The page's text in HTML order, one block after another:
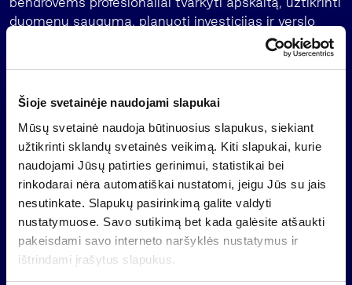
Šioje svetainėje naudojami slapukai
Mūsų svetainė naudoja būtinuosius slapukus, siekiant
užtikrinti sklandų svetainės veikimą. Kiti slapukai, kurie
naudojami Jūsų patirties gerinimui, statistikai bei
rinkodarai nėra automatiškai nustatomi, jeigu Jūs su jais
nesutinkate. Slapukų pasirinkimą galite valdyti
nustatymuose. Savo sutikimą bet kada galėsite atšaukti
pakeisdami savo interneto naršyklės nustatymus ir
ištrindami įrašytus slapukus.
duomenų saugumą, planuoti investicijas ir verslo
plėtrą. Konsultantai gali padėti tinkamai sudaryti
sutartis, kontroliuoti pinigų judėjimą ir atsiskaitymus
Akcinės bendrovės vertybinių popierių apskaitą
perduoti tuo užsiimančioms įmonėms privalo pagal
įstatymą, o didžiosios uždarosios akcinės bendrovės
pačios rodo iniciatyvą. “Patirtis rodo, kad uždarųjų
akcinių bendrovių akcininkai tik dabar susirūpino
vertybinių popierių apskaitos sutvarkymu. Tokių
paslaugų poreikis rinkoje auga, o galinčių
profesionaliai teikti kompleksines paslaugas
bendrovių nėra daug”,- teigė A.Variakojis.